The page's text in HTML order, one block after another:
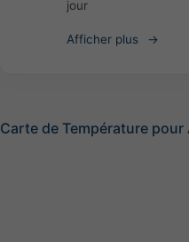
jour
Afficher plus
Carte de Température